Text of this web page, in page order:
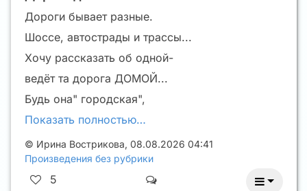
Дороги бывает разные.
Шоссе, автострады и трассы...
Хочу рассказать об одной-
ведёт та дорога ДОМОЙ...
Будь она" городская",
Показать полностью…
© Ирина Вострикова, 08.08.2026 04:41
Произведения без рубрики
5